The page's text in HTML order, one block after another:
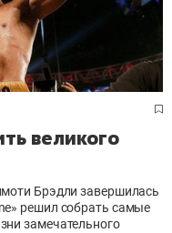
великого
Брэдли завершилась
решил собрать самые
замечательного